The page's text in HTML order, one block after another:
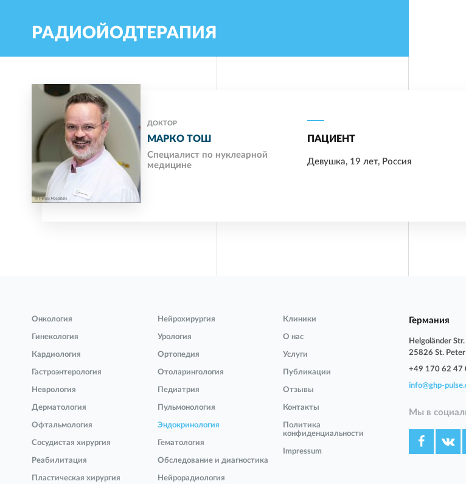
РАДИОЙОДТЕРАПИЯ
ДОКТОР
МАРКО ТОШ
Cпециалист по нуклеарной
медицине
ПАЦИЕНТ
Девушка, 19 лет, Россия
Онкология Нейрохирургия
Гинекология Урология
Кардиология Ортопедия
Гастроэнтерология Отоларингология
Неврология Педиатрия
Дерматология Пульмонология
Офтальмология Эндокринология
Сосудистая хирургия Гематология
Реабилитация Обследование и диагностика
Пластическая хирургия Нейрорадиология
Клиники
О нас
Услуги
Публикации
Отзывы
Контакты
Политика
конфиденциальности
Impressum
Германия
Helgoländer
25826 St.
+49 170 62 47
info@ghp-
Мы в